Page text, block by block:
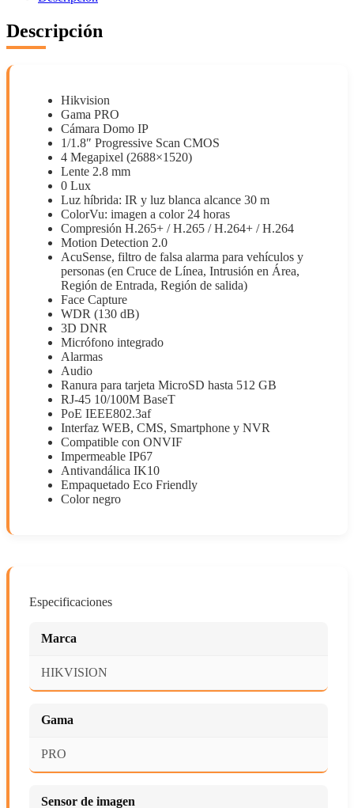
Descripción
Hikvision
Gama PRO
Cámara Domo IP
1/1.8″ Progressive Scan CMOS
4 Megapixel (2688×1520)
Lente 2.8 mm
0 Lux
Luz híbrida: IR y luz blanca alcance 30 m
ColorVu: imagen a color 24 horas
Compresión H.265+ / H.265 / H.264+ / H.264
Motion Detection 2.0
AcuSense, filtro de falsa alarma para vehículos y
personas (en Cruce de Línea, Intrusión en Área,
Región de Entrada, Región de salida)
Face Capture
WDR (130 dB)
3D DNR
Micrófono integrado
Alarmas
Audio
Ranura para tarjeta MicroSD hasta 512 GB
RJ-45 10/100M BaseT
PoE IEEE802.3af
Interfaz WEB, CMS, Smartphone y NVR
Compatible con ONVIF
Impermeable IP67
Antivandálica IK10
Empaquetado Eco Friendly
Color negro
Especificaciones
Marca
HIKVISION
Gama
PRO
Sensor de imagen